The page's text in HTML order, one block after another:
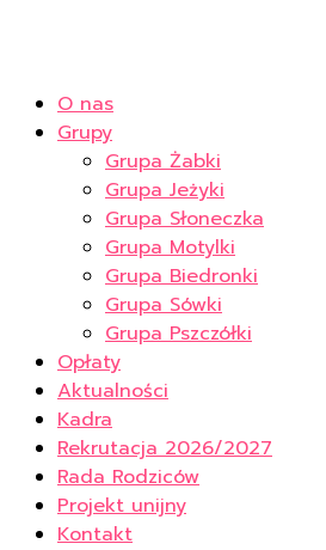
O nas
Grupy
Grupa Żabki
Grupa Jeżyki
Grupa Słoneczka
Grupa Motylki
Grupa Biedronki
Grupa Sówki
Grupa Pszczółki
Opłaty
Aktualności
Kadra
Rekrutacja 2026/2027
Rada Rodziców
Projekt unijny
Kontakt